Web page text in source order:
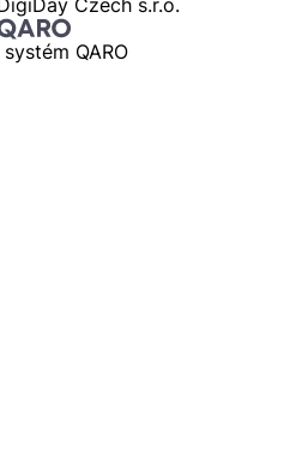
Czech s.r.o.
QARO